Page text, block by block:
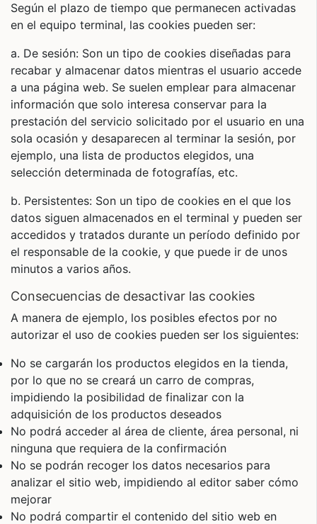
Según el plazo de tiempo que permanecen activadas
en el equipo terminal, las cookies pueden ser:
a. De sesión: Son un tipo de cookies diseñadas para
recabar y almacenar datos mientras el usuario accede
a una página web. Se suelen emplear para almacenar
información que solo interesa conservar para la
prestación del servicio solicitado por el usuario en una
sola ocasión y desaparecen al terminar la sesión, por
ejemplo, una lista de productos elegidos, una
selección determinada de fotografías, etc.
b. Persistentes: Son un tipo de cookies en el que los
datos siguen almacenados en el terminal y pueden ser
accedidos y tratados durante un período definido por
el responsable de la cookie, y que puede ir de unos
minutos a varios años.
consecuencias de desactivar las cookies
A manera de ejemplo, los posibles efectos por no
autorizar el uso de cookies pueden ser los siguientes:
No se cargarán los productos elegidos en la tienda,
por lo que no se creará un carro de compras,
impidiendo la posibilidad de finalizar con la
adquisición de los productos deseados
No podrá acceder al área de cliente, área personal, ni
ninguna que requiera de la confirmación
No se podrán recoger los datos necesarios para
analizar el sitio web, impidiendo al editor saber cómo
mejorar
No podrá compartir el contenido del sitio web en